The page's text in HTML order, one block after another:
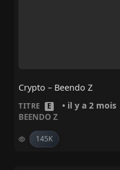
Crypto – Beendo Z
TITRE E • il y a 2 mois
BEENDO Z
145K